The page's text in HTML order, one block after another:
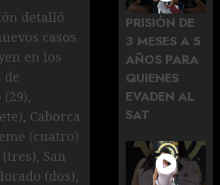
detalló
casos
en los
de
Caborca
(cuatro)
San
(dos),
PRISIÓN DE
3 MESES A 5
AÑOS PARA
QUIENES
EVADEN AL
SAT